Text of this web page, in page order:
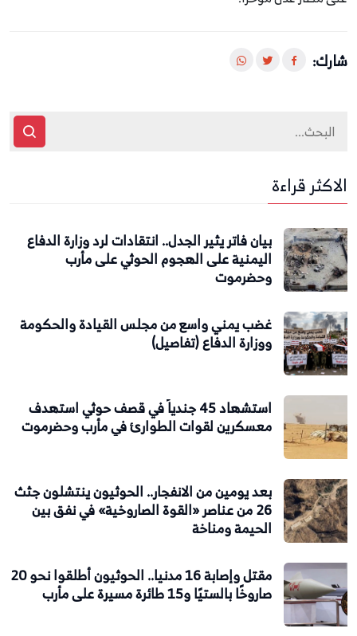
شارك:
الاكثر قراءة
بيان فاتر يثير الجدل.. انتقادات لرد وزارة الدفاع
اليمنية على الهجوم الحوثي على مأرب
وحضرموت
غضب يمني واسع من مجلس القيادة والحكومة
ووزارة الدفاع (تفاصيل)
استشهاد 45 جندياً في قصف حوثي استهدف
معسكرين لقوات الطوارئ في مأرب وحضرموت
بعد يومين من الانفجار.. الحوثيون ينتشلون جثث
26 من عناصر «القوة الصاروخية» في نفق بين
الحيمة ومناخة
مقتل وإصابة 16 مدنيا.. الحوثيون أطلقوا نحو 20
صاروخًا بالستيًا و15 طائرة مسيرة على مأرب